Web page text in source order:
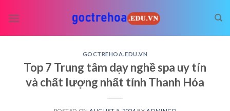
GOCTREHOA.EDU.VN
Top 7 Trung tâm dạy nghề spa uy tín
và chất lượng nhất tỉnh Thanh Hóa